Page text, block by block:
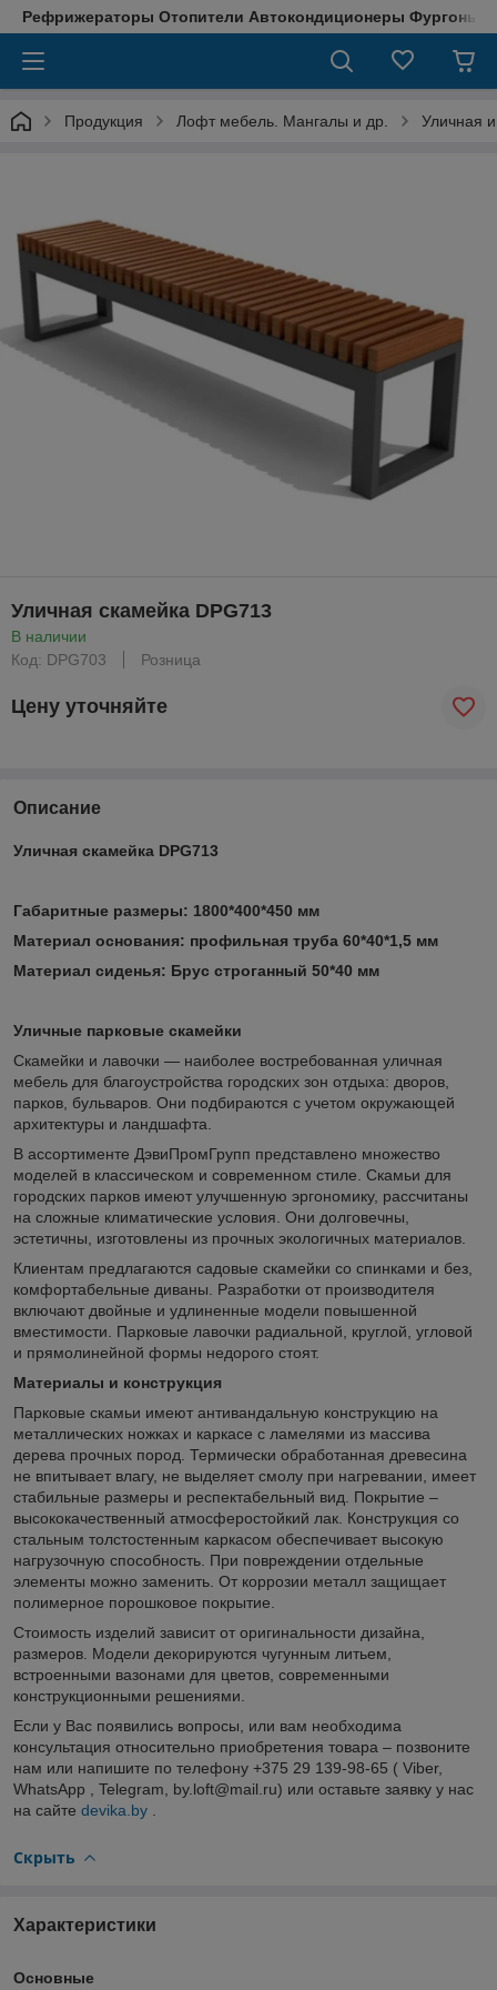
Рефрижераторы Отопители Автокондиционеры Фургоны
Продукция Лофт мебель. Мангалы и др. Уличная
Уличная скамейка DPG713
В наличии
Код: DPG703
Розница
Цену уточняйте
Описание
Уличная скамейка DPG713
Габаритные размеры: 1800*400*450 мм
Материал основания: профильная труба 60*40*1,5 мм
Материал сиденья: Брус строганный 50*40 мм
Уличные парковые скамейки
Скамейки и лавочки — наиболее востребованная уличная
мебель для благоустройства городских зон отдыха: дворов,
парков, бульваров. Они подбираются с учетом окружающей
архитектуры и ландшафта.
В ассортименте ДэвиПромГрупп представлено множество
моделей в классическом и современном стиле. Скамьи для
городских парков имеют улучшенную эргономику, рассчитаны
на сложные климатические условия. Они долговечны,
эстетичны, изготовлены из прочных экологичных материалов.
Клиентам предлагаются садовые скамейки со спинками и без,
комфортабельные диваны. Разработки от производителя
включают двойные и удлиненные модели повышенной
вместимости. Парковые лавочки радиальной, круглой, угловой
и прямолинейной формы недорого стоят.
Материалы и конструкция
Парковые скамьи имеют антивандальную конструкцию на
металлических ножках и каркасе с ламелями из массива
дерева прочных пород. Термически обработанная древесина
не впитывает влагу, не выделяет смолу при нагревании, имеет
стабильные размеры и респектабельный вид. Покрытие –
высококачественный атмосферостойкий лак. Конструкция со
стальным толстостенным каркасом обеспечивает высокую
нагрузочную способность. При повреждении отдельные
элементы можно заменить. От коррозии металл защищает
полимерное порошковое покрытие.
Стоимость изделий зависит от оригинальности дизайна,
размеров. Модели декорируются чугунным литьем,
встроенными вазонами для цветов, современными
конструкционными решениями.
Если у Вас появились вопросы, или вам необходима
консультация относительно приобретения товара – позвоните
нам или напишите по телефону +375 29 139-98-65 ( Viber,
WhatsApp , Telegram, by.loft@mail.ru) или оставьте заявку у нас
на сайте devika.by
Скрыть
Характеристики
Основные